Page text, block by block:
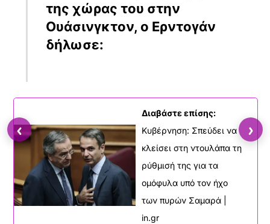
της χώρας του στην
Ουάσινγκτον, ο Ερντογάν
δήλωσε:
Διαβάστε επίσης:
Κυβέρνηση: Σπεύδει να
κλείσει στη ντουλάπα τη
ρύθμισή της για τα
ομόφυλα υπό τον ήχο
των πυρών Σαμαρά |
in.gr
‹ ›